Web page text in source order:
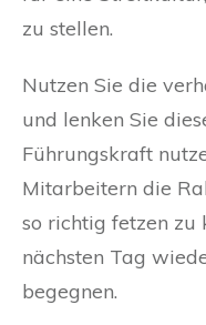
zu stellen.
Nutzen Sie die
und lenken Sie
Führungskraft
Mitarbeitern die
so richtig fetzen zu
nächsten Tag
begegnen.